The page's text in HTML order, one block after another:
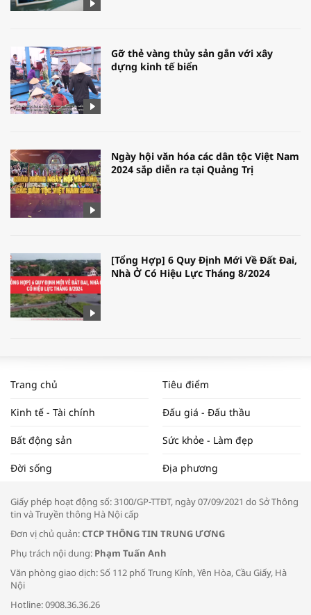
Gỡ thẻ vàng thủy sản gắn với xây
dựng kinh tế biển
Ngày hội văn hóa các dân tộc Việt Nam
2024 sắp diễn ra tại Quảng Trị
[Tổng Hợp] 6 Quy Định Mới Về Đất Đai,
Nhà Ở Có Hiệu Lực Tháng 8/2024
NAM NĂM 2024 VÀ NĂM 2025 | NHỊP
ĐẬP THỊ TRƯỜNG #62
Tọa đàm “Xúc tiến thương mại: Khơi
Bác sĩ tư vấn cách phòng tránh bệnh
đường hô hấp trong thời tiết giao mùa
Trang chủ Tiêu điểm
Kinh tế - Tài chính Đấu giá - Đấu thầu
Bất động sản Sức khỏe - Làm đẹp
Đời sống Địa phương
Giấy phép hoạt động số: 3100/GP-TTĐT, ngày 07/09/2021 do Sở Thông
tin và Truyền thông Hà Nội cấp
Đơn vị chủ quản:CTCP THÔNG TIN TRUNG ƯƠNG
Phụ trách nội dung: Phạm Tuấn Anh
Văn phòng giao dịch: Số 112 phố Trung Kính, Yên Hòa, Cầu Giấy, Hà
Nội
Hotline: 0908.36.36.26